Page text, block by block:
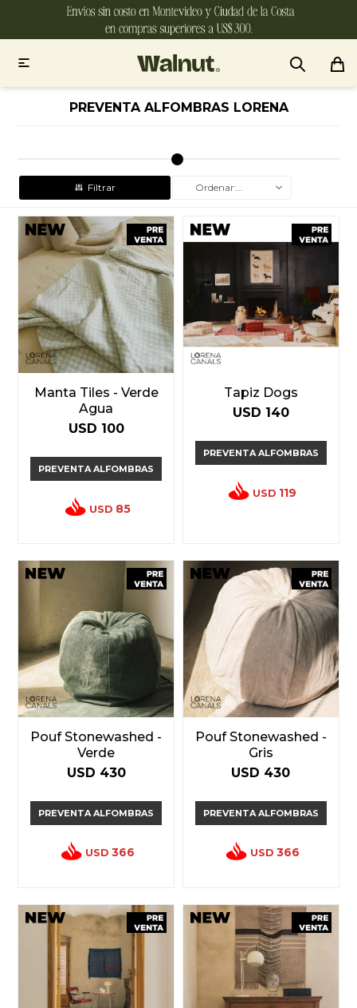

PREVENTA ALFOMBRAS LORENA
Recomendados
Manta Tiles - Verde
Agua
USD 100
PREVENTA ALFOMBRAS
USD 85
Tapiz Dogs
USD 140
PREVENTA ALFOMBRAS
USD 119
Pouf Stonewashed -
Verde
USD 430
PREVENTA ALFOMBRAS
USD 366
Pouf Stonewashed -
Gris
USD 430
PREVENTA ALFOMBRAS
USD 366